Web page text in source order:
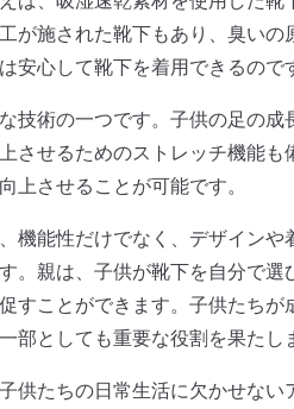
が施された靴下もあり、臭い
安心して靴下を着用できるので
技術の一つです。子供の足の
させるためのストレッチ機能
上させることが可能です。
機能性だけでなく、デザイン
。親は、子供が靴下を自分で
すことができます。子供たち
としても重要な役割を果たし
供たちの日常生活に欠かせな